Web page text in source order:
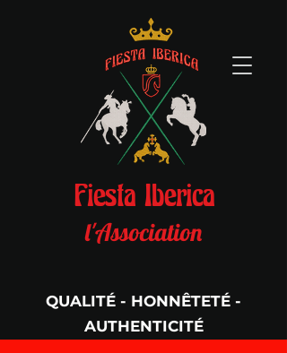
Fiesta Iberica
l'Association
QUALITÉ - HONNÊTETÉ -
AUTHENTICITÉ